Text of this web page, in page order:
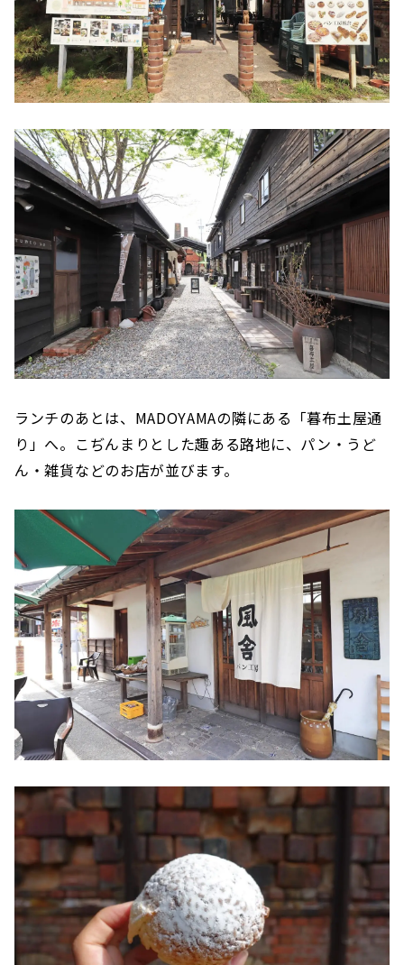
ランチのあとは、MADOYAMAの隣にある「暮布土屋通
り」へ。こぢんまりとした趣ある路地に、パン・うど
ん・雑貨などのお店が並びます。